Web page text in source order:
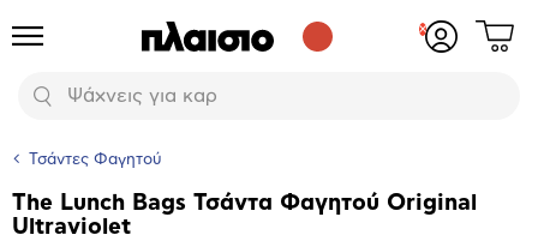
Προϊόντα
Αναζήτηση
Δες
Τσάντες Φαγητού
Βασικά
The Lunch Bags Τσάντα Φαγητού Original
Ultraviolet